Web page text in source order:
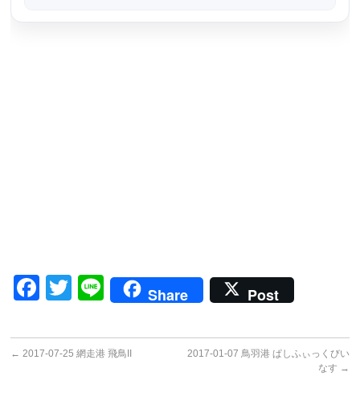
Facebook
Twitter
LineShare Post
← 2017-07-25 網走港 飛鳥II
2017-01-07 鳥羽港 ぱしふぃっくびい
なす →